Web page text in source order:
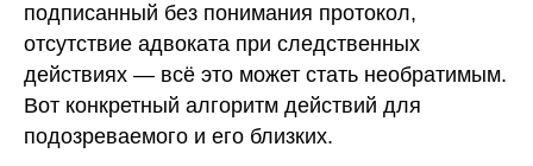
подписанный без понимания протокол,
отсутствие адвоката при следственных
действиях — всё это может стать необратимым.
Вот конкретный алгоритм действий для
подозреваемого и его близких.